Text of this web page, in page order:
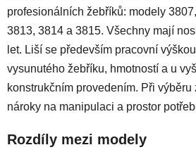
c
í
p
r
k
y
profesionálních žebříků: modely
3813, 3814 a 3815. Všechny mají
let. Liší se především pracovní
vysunutého žebříku, hmotností a u
konstrukčním provedením. Při
nároky na manipulaci a prostor
Rozdíly mezi modely